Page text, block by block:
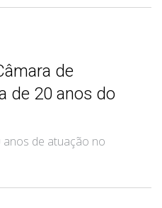
de
de 20 anos do
anos de atuação no